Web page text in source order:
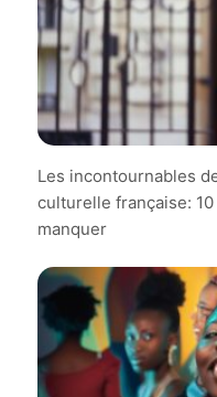
Les incontournables
culturelle française:
manquer